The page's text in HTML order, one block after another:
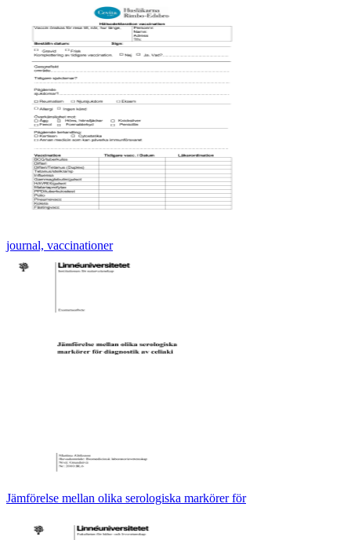
journal, vaccinationer
Jämförelse mellan olika serologiska markörer för